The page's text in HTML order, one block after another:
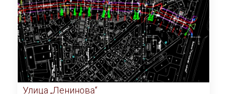
Улица „Ленинова“